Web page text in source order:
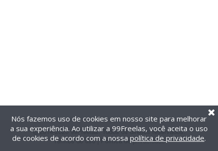
@2014-2026 99Freelas. Todos os direitos reservados.
Termos de uso| Política de privacidade
Nós fazemos uso de cookies em nosso site para melhorar
a sua experiência. Ao utilizar a 99Freelas, você aceita o uso
de cookies de acordo com a nossa política de privacidade.